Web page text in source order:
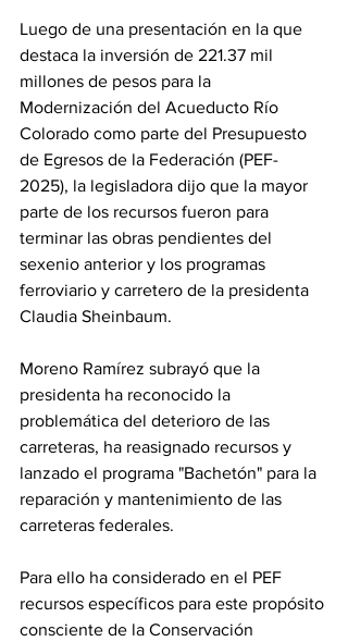
Luego de una presentación en la que
destaca la inversión de 221.37 mil
millones de pesos para la
Modernización del Acueducto Río
Colorado como parte del Presupuesto
de Egresos de la Federación (PEF-
2025), la legisladora dijo que la mayor
parte de los recursos fueron para
terminar las obras pendientes del
sexenio anterior y los programas
ferroviario y carretero de la presidenta
Claudia Sheinbaum.
Moreno Ramírez subrayó que la
presidenta ha reconocido la
problemática del deterioro de las
carreteras, ha reasignado recursos y
lanzado el programa "Bachetón" para la
reparación y mantenimiento de las
carreteras federales.
Para ello ha considerado en el PEF
recursos específicos para este propósito
consciente de la Conservación